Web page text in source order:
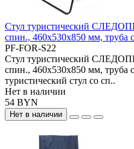
Стул туристический
спин., 460х530х850 мм, труба
PF-FOR-S22
Стул туристический
спин., 460х530х850 мм, труба
туристический стул со сп..
Нет в наличии
54 BYN
Нет в наличии